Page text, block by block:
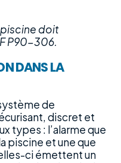
piscine doit
P90-306.
DANS LA
de
discret et
types : l’alarme que
piscine et une que
ci émettent un